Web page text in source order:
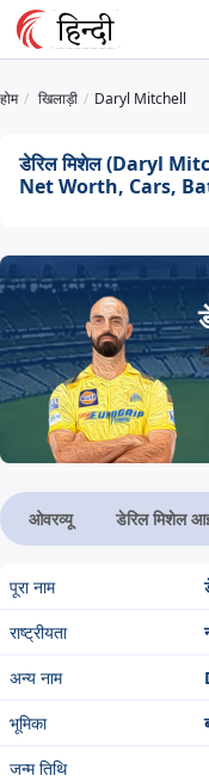
होम खिलाड़ी Daryl Mitchell
डेरिल मिशेल (Daryl
Net Worth, Cars,
ओवरव्यू डेरिल मिशेल
पूरा नाम
राष्ट्रीयता
अन्य नाम
भूमिका
जन्म तिथि